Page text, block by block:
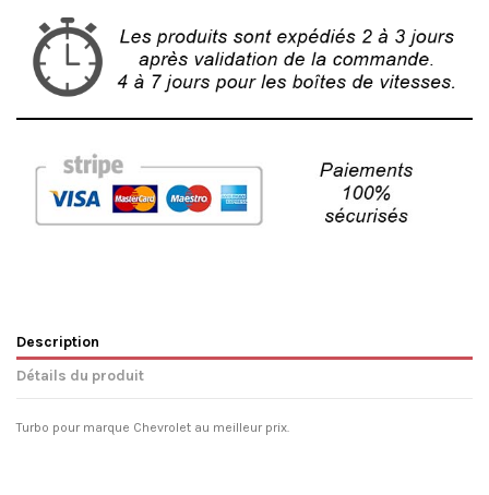
Description
Détails du produit
Turbo pour marque Chevrolet au meilleur prix.